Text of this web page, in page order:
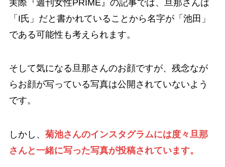
実際『週刊女性PRIME』の記事では、旦那さんは
「I氏」だと書かれていることから名字が「池田」
である可能性も考えられます。
そして気になる旦那さんのお顔ですが、残念なが
らお顔が写っている写真は公開されていないよう
です。
しかし、 菊池さんのインスタグラムには度々旦那
さんと一緒に写った写真が投稿されています。